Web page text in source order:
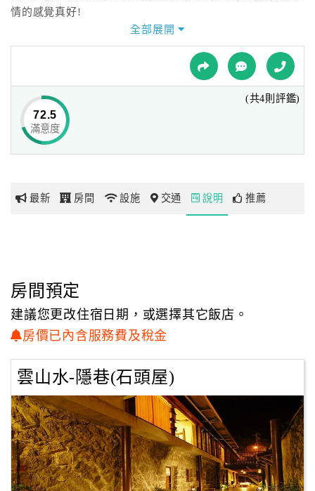
球
網
玩
地
圖
顧
務
顧
客
滿
意
情的感覺真好!
徹底地放鬆自己，毌需遠赴海外跋山涉水，於此即可享受大
自然的美妙!
“雲山水”由石山里里長阿正創立於1995年，
經過多年的努力，終於讓民宿遍地開花，
民宿界的前輩熱愛臺灣，用心經營民宿讓國內外愛臺灣的朋友享
受臺灣的美，
全部展開
72.5
滿意度
(共4則評鑑)
最新 房間 設施 交通 說明 推薦
房間預定
建議您更改住宿日期，或選擇其它飯店。
房價已內含服務費及稅金
雲山水-隱巷(石頭屋)